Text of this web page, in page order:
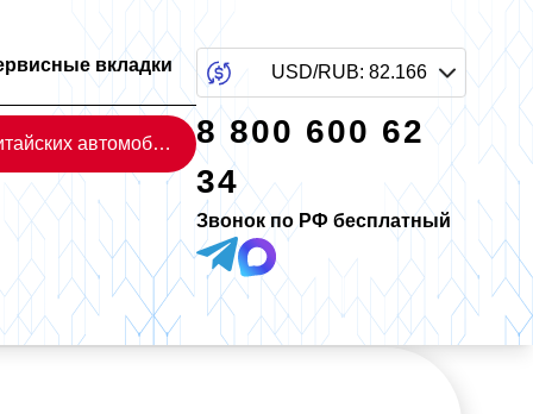
вкладки
Каталог китайских автомобилей
USD/RUB: 82.166
8 800 600 62
34
Звонок по РФ бесплатный